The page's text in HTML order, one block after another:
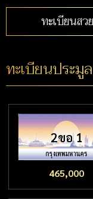
ทะเบียนสวย
ทะเบียนประมู
2ขอ 1
465,000